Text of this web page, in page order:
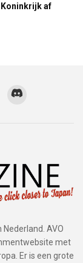
af
AVO
met
Er is een grote